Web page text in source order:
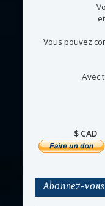
Vous pouvez
Avec
$ CAD
Abonnez-